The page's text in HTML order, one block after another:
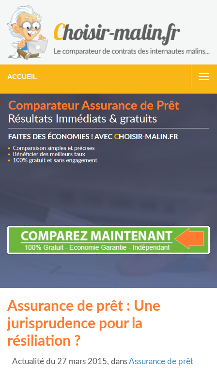
ACCUEIL
Assurance de prêt : Une
jurisprudence pour la
résiliation ?
Actualité du 27 mars 2015, dansAssurance de prêt